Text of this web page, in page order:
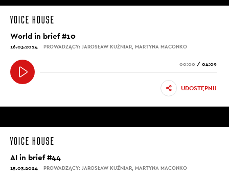
World in brief #10
16.03.2024 PROWADZĄCY: JAROSŁAW KUŹNIAR, MARTYNA MACONKO
00:00 / 04:09
UDOSTĘPNIJ
AI in brief #44
15.03.2024 PROWADZĄCY: JAROSŁAW KUŹNIAR, MARTYNA MACONKO